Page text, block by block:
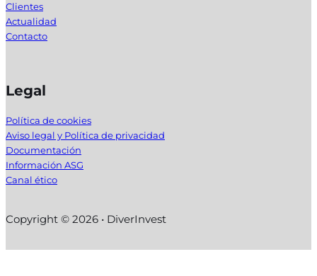
Clientes
Actualidad
Contacto
Legal
Política de cookies
Aviso legal y Política de privacidad
Documentación
Información ASG
Canal ético
Copyright © 2026 • DiverInvest